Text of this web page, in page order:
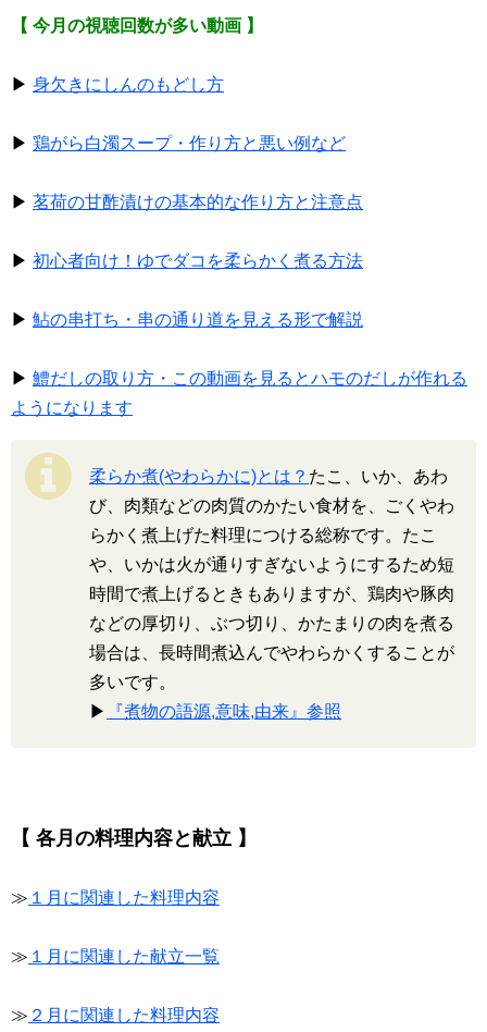
【 今月の視聴回数が多い動画 】
▶ 身欠きにしんのもどし方
▶ 鶏がら白濁スープ・作り方と悪い例など
▶ 茗荷の甘酢漬けの基本的な作り方と注意点
▶ 初心者向け！ゆでダコを柔らかく煮る方法
▶ 鮎の串打ち・串の通り道を見える形で解説
▶ 鱧だしの取り方・この動画を見るとハモのだしが作れる
ようになります
柔らか煮(やわらかに)とは？ たこ、いか、あわ
び、肉類などの肉質のかたい食材を、ごくやわ
らかく煮上げた料理につける総称です。たこ
や、いかは火が通りすぎないようにするため短
時間で煮上げるときもありますが、鶏肉や豚肉
などの厚切り、ぶつ切り、かたまりの肉を煮る
場合は、長時間煮込んでやわらかくすることが
多いです。
▶
『煮物の語源,意味,由来』参照
【 各月の料理内容と献立 】
≫ １月に関連した料理内容
≫ １月に関連した献立一覧
≫ ２月に関連した料理内容